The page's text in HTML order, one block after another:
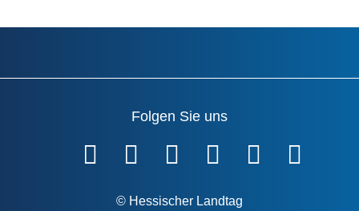
Folgen Sie uns
© Hessischer Landtag